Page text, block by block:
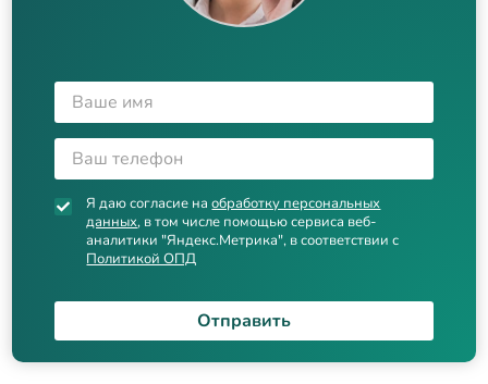
Я даю согласие наобработку персональных
данных, в том числе помощью сервиса веб-
аналитики "Яндекс.Метрика", в соответствии с
Политикой ОПД
Отправить